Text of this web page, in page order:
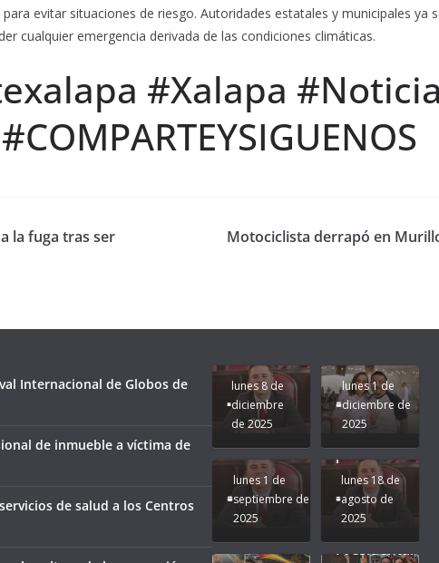
evitar situaciones de riesgo. Autoridades estatales y municipales ya
cualquier emergencia derivada de las condiciones climáticas.
#Xalapa
la fuga tras ser
Motociclista derrapó en
Internacional de Globos de
de inmueble a víctima de
de salud a los Centros
lunes 8 de
diciembre
de 2025
lunes 1 de
diciembre de
2025
Apoyo y
Seguimos la
Ruta que
Marca
Nuestra
Rocío Nahle.
lunes 1 de
septiembre de
2025
Pongamos
de moda;
San
Andrés
Tuxtla
presente.
lunes 18 de
agosto de
2025
Difamación
Presidenta!